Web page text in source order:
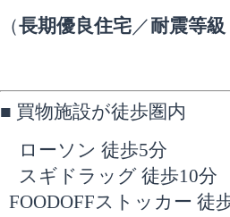
（長期優良住宅／耐震等級
■ 買物施設が徒歩圏内
ローソン 徒歩5分
スギドラッグ 徒歩10分
FOODOFFストッカー 徒